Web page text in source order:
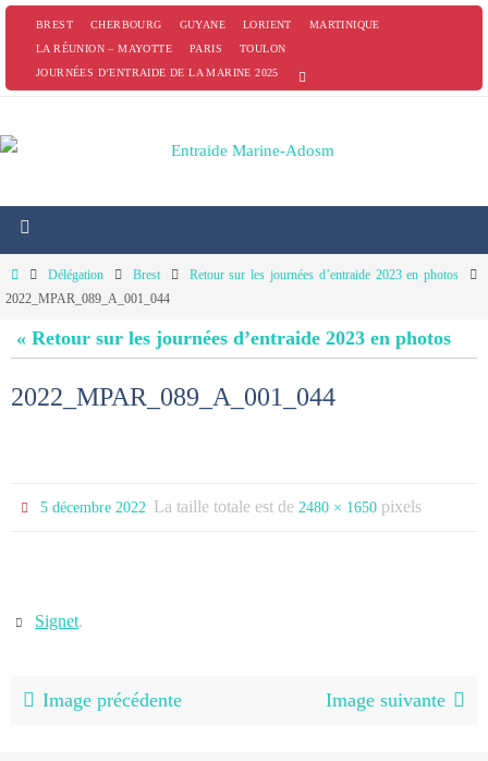
PasserBREST CHERBOURG GUYANE LORIENT
MARTINIQUE
LA RÉUNION – MAYOTTE
PARIS
TOULON
JOURNÉES D’ENTRAIDE DE LA MARINE 2025
HomeDélégation Brest
Retour sur les journées d’entraide 2023 en photos
2022_MPAR_089_A_001_044
« Retour sur les journées d’entraide 2023 en photos
2022_MPAR_089_A_001_044
5 décembre 2022 La taille totale est de 2480 × 1650 pixels
Signet.
Image précédente Image suivante